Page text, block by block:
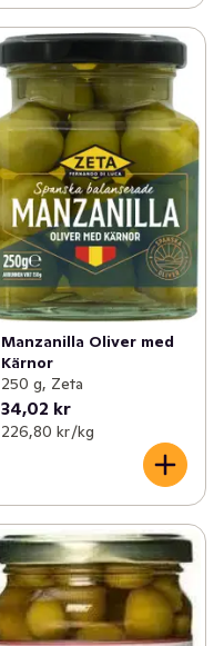
Manzanilla Oliver med
Kärnor
250 g, Zeta
34,02 kr
226,80 kr /kg